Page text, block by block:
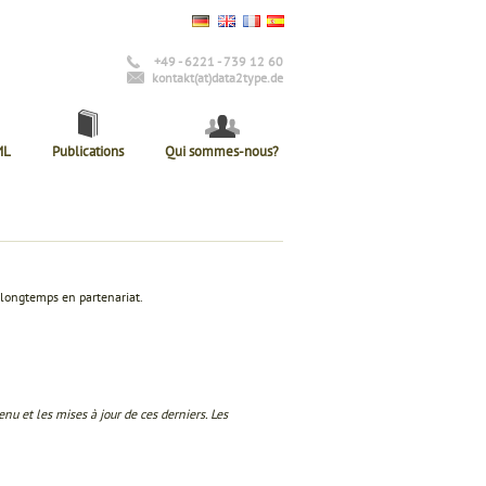
+49 - 6221 - 739 12 60
kontakt(at)data2type.de
Publications Qui sommes-nous?
en partenariat.
et les mises à jour de ces derniers. Les